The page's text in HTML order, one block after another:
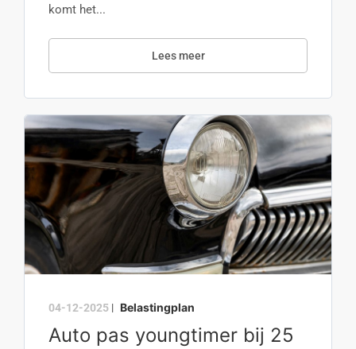
komt het...
Lees meer
04-12-2025 | Belastingplan
Auto pas youngtimer bij 25